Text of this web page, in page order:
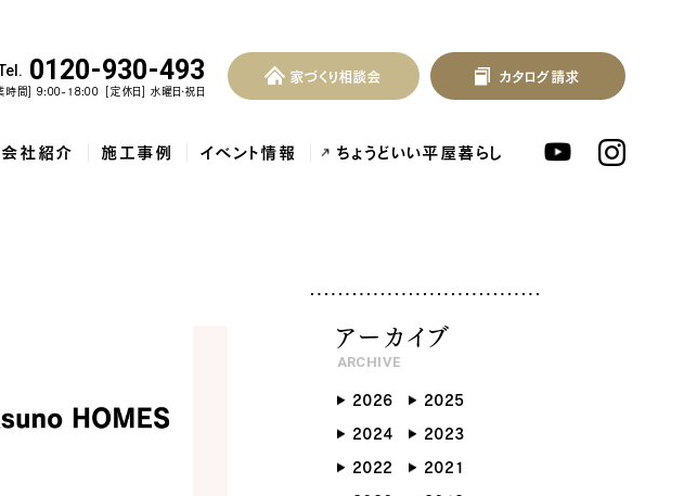
0120-930-493
時間] 9:00-18:00 [定休日] 水曜日・祝日
家づくり相談会 カタログ請求
会社紹介 施工事例 イベント情報 ちょうどいい平屋暮らし
家づくり相談会 カタログ請求 MENU
はじめに
標準仕様
施工事例
アーカイブ
ARCHIVE
2026
2025
2024
2023
2022
2021